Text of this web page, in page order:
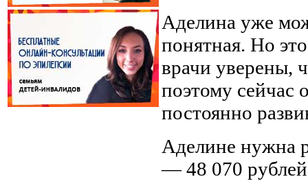
Аделина уже
понятная. Но
врачи уверены,
поэтому сейчас
постоянно
Аделине нужна
— 48 070